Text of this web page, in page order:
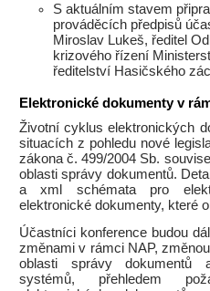
S aktuálním stavem
prováděcích předpisů
Miroslav Lukeš, ředitel
krizového řízení
ředitelství Hasičského
Elektronické dokumenty v
Životní cyklus elektronických
situacích z pohledu nové
zákona č. 499/2004 Sb.
oblasti správy dokumentů.
a xml schémata pro
elektronické dokumenty, které
Účastníci konference budou
změnami v rámci NAP,
oblasti správy dokumentů
systémů, přehledem